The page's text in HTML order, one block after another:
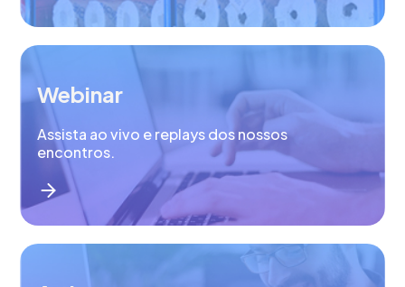
Webinar
Assista ao vivo e replays dos nossos
encontros.